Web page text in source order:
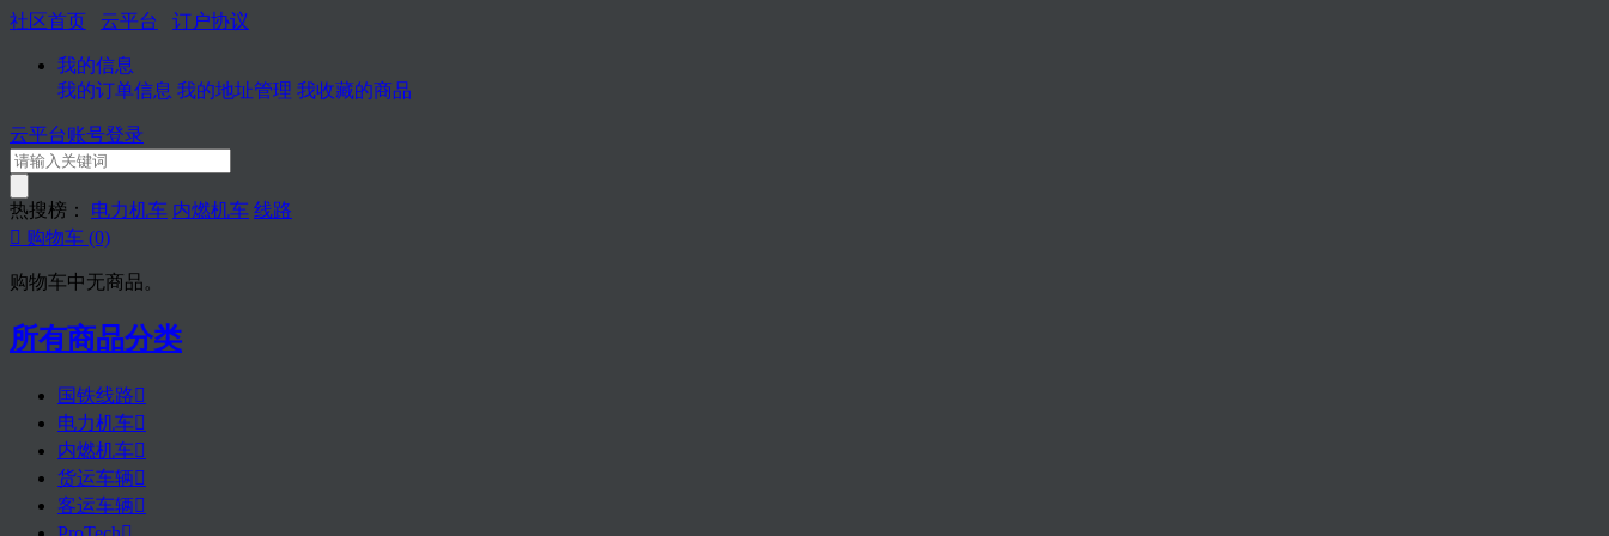
社区首页 云平台 订户协议
我的信息
我的订单信息 我的地址管理 我收藏的商品
云平台账号登录
热搜榜： 电力机车 内燃机车 线路
 购物车 (0)
购物车中无商品。
所有商品分类
国铁线路
电力机车
内燃机车
货运车辆
客运车辆